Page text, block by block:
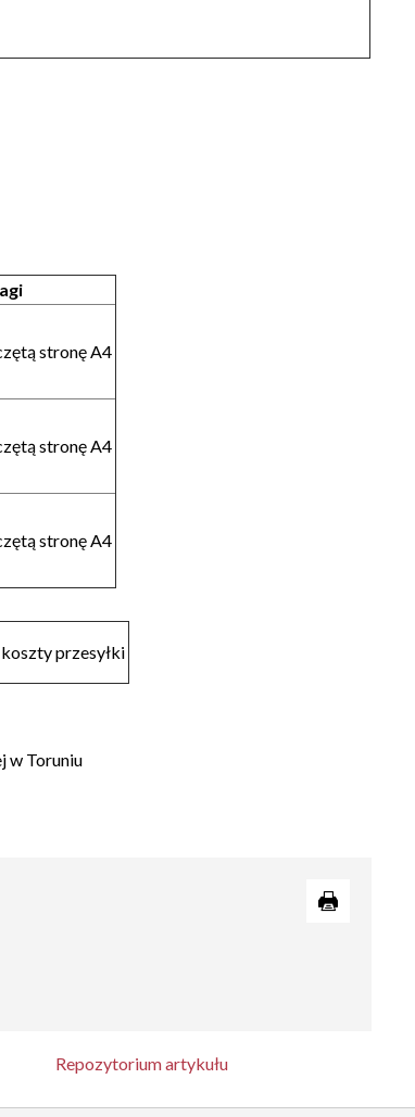
stronę A4
stronę A4
stronę A4
przesyłki
w Toruniu
Repozytorium artykułu